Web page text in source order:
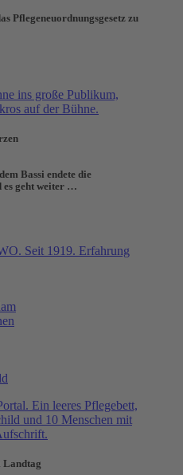
Pflegeneuordnungsgesetz zu
Bassi endete die
es geht weiter …
Landtag